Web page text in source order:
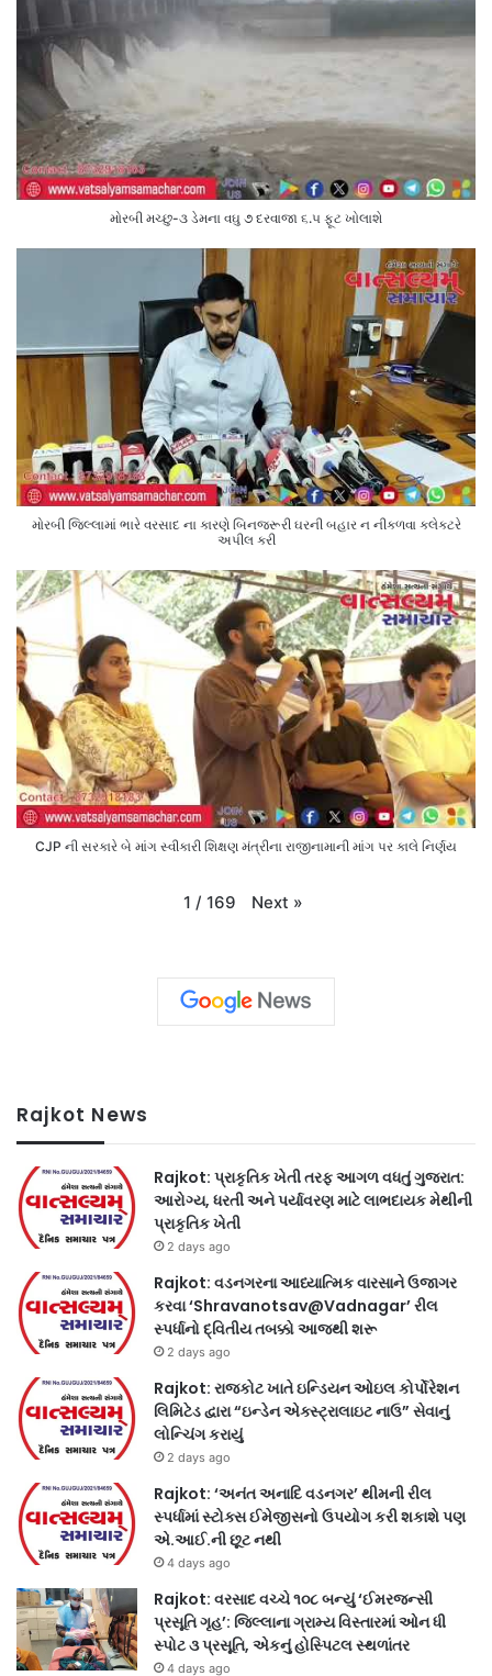
મોરબી મચ્છુ-૩ ડેમના વઘુ ૭ દરવાજા ૬.૫ ફૂટ ખોલાશે
મોરબી જિલ્લામાં ભારે વરસાદ ના કારણે બિનજરૂરી ઘરની બહાર ન નીકળવા કલેક્ટરે
અપીલ કરી
CJP ની સરકારે બે માંગ સ્વીકારી શિક્ષણ મંત્રીના રાજીનામાની માંગ પર કાલે નિર્ણય
1 / 169 Next »
Rajkot News
Rajkot: પ્રાકૃતિક ખેતી તરફ આગળ વધતું ગુજરાત:
આરોગ્ય, ધરતી અને પર્યાવરણ માટે લાભદાયક મેથીની
પ્રાકૃતિક ખેતી
2 days ago
Rajkot: વડનગરના આધ્યાત્મિક વારસાને ઉજાગર
કરવા ‘Shravanotsav@Vadnagar’ રીલ
સ્પર્ધાનો દ્વિતીય તબક્કો આજથી શરૂ
2 days ago
Rajkot: રાજકોટ ખાતે ઇન્ડિયન ઓઇલ કોર્પોરેશન
લિમિટેડ દ્વારા “ઇન્ડેન એક્સ્ટ્રાલાઇટ નાઉ” સેવાનું
લોન્ચિંગ કરાયું
2 days ago
Rajkot: ‘અનંત અનાદિ વડનગર’ થીમની રીલ
સ્પર્ધામાં સ્ટોક્સ ઈમેજીસનો ઉપયોગ કરી શકાશે પણ
એ.આઈ.ની છૂટ નથી
4 days ago
Rajkot: વરસાદ વચ્ચે ૧૦૮ બન્યું ‘ઈમરજન્સી
પ્રસૂતિ ગૃહ’: જિલ્લાના ગ્રામ્ય વિસ્તારમાં ઓન ધી
સ્પોટ ૩ પ્રસૂતિ, એકનું હોસ્પિટલ સ્થળાંતર
4 days ago